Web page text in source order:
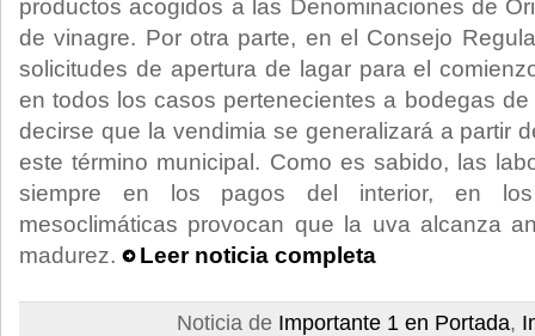
productos acogidos a las Denominaciones de
de vinagre. Por otra parte, en el Consejo
solicitudes de apertura de lagar para el
en todos los casos pertenecientes a bodegas
decirse que la vendimia se generalizará a partir
este término municipal. Como es sabido, las
siempre en los pagos del interior, en
mesoclimáticas provocan que la uva alcanza
madurez.
Leer noticia completa
Noticia de Importante 1 en Portada,